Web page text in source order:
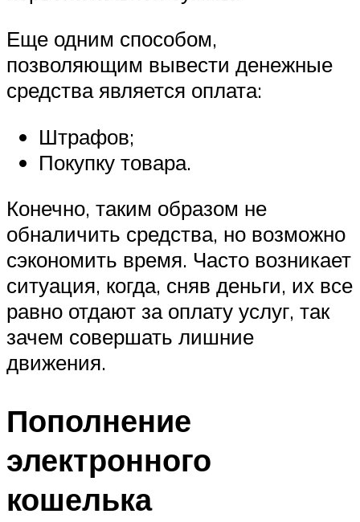
Еще одним способом,
позволяющим вывести денежные
средства является оплата:
Штрафов;
Покупку товара.
Конечно, таким образом не
обналичить средства, но возможно
сэкономить время. Часто возникает
ситуация, когда, сняв деньги, их все
равно отдают за оплату услуг, так
зачем совершать лишние
движения.
Пополнение
электронного
кошелька